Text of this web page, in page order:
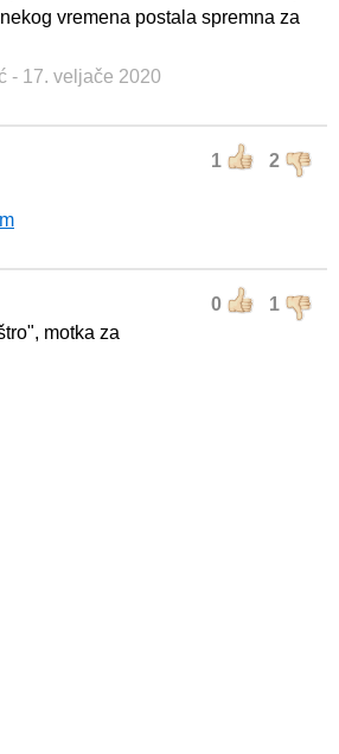
vremena postala spremna za
- 17. veljače 2020
1 2
0 1
motka za